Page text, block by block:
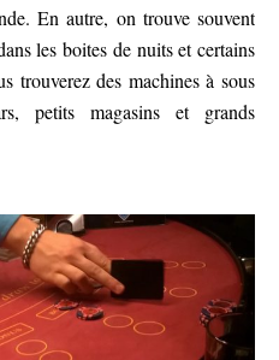
En autre, on trouve souvent
les boites de nuits et certains
trouverez des machines à sous
petits magasins et grands